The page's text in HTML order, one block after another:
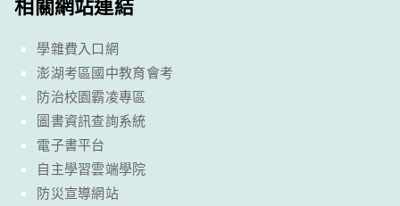
相關網站連結
學雜費入口網
澎湖考區國中教育會考
防治校園霸凌專區
圖書資訊查詢系統
電子書平台
自主學習雲端學院
防災宣導網站